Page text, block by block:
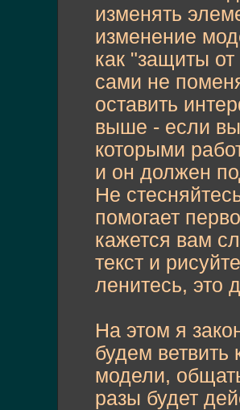
изменять
изменение
как "защиты
сами не
оставить
выше - если
которыми
и он должен
Не
помогает
кажется вам
текст и
ленитесь, это
На этом я
будем ветвить
модели,
разы будет